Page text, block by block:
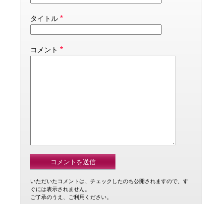
タイトル *
コメント *
いただいたコメントは、チェックしたのち公開されますので、す
ぐには表示されません。
ご了承のうえ、ご利用ください。